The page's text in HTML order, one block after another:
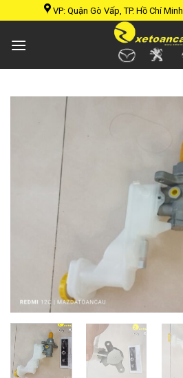
to
content
VP: Quận Gò Vấp, TP. Hồ Chí Minh